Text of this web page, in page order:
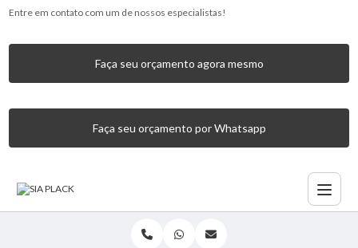
Entre em contato com um de nossos especialistas!
Faça seu orçamento agora mesmo
Faça seu orçamento por Whatsapp